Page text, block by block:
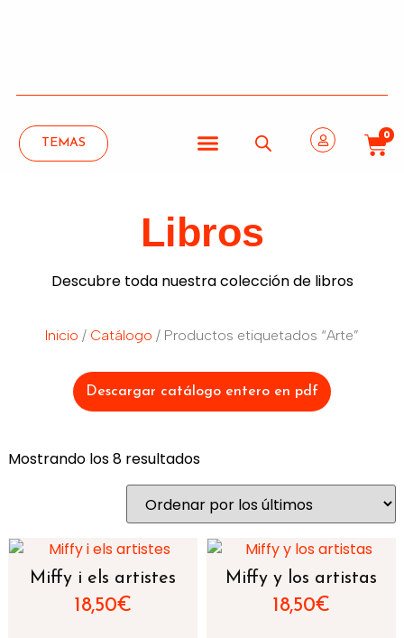
TEMAS
0
Libros
Descubre toda nuestra colección de libros
Inicio / Catálogo / Productos etiquetados “Arte”
Descargar catálogo entero en pdf
Mostrando los 8 resultados
Miffy i els artistes
18,50€
Miffy y los artistas
18,50€